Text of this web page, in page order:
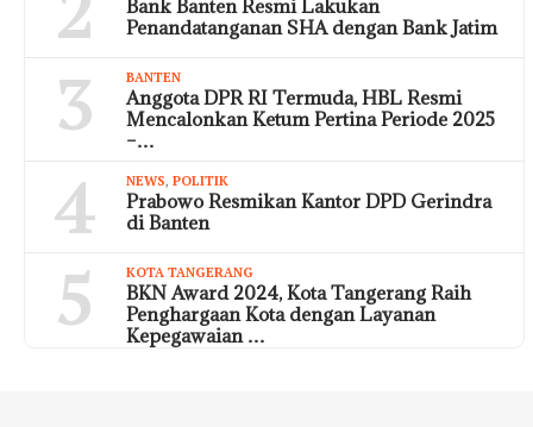
Bank Banten Resmi Lakukan
Penandatanganan SHA dengan Bank Jatim
3 BANTEN
Anggota DPR RI Termuda, HBL Resmi
Mencalonkan Ketum Pertina Periode 2025
–…
4 NEWS, POLITIK
Prabowo Resmikan Kantor DPD Gerindra
di Banten
5 KOTA TANGERANG
BKN Award 2024, Kota Tangerang Raih
Penghargaan Kota dengan Layanan
Kepegawaian …